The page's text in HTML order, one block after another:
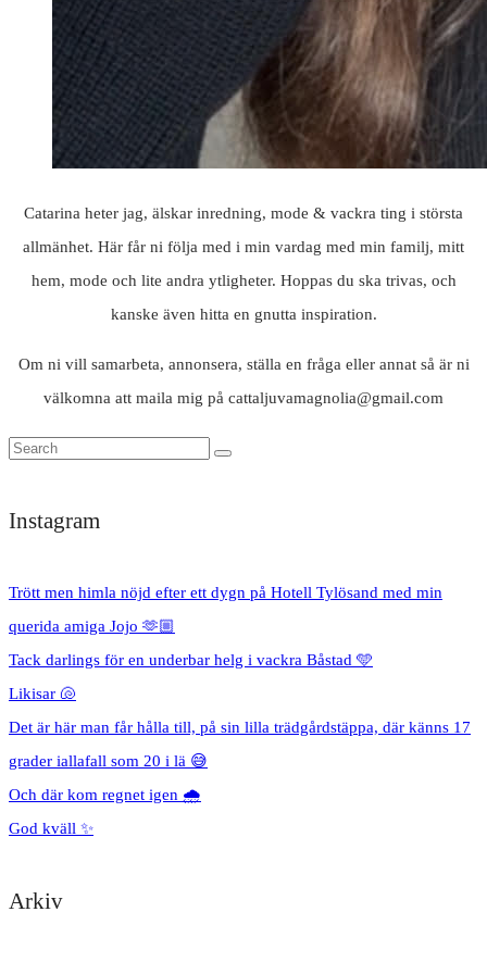
Catarina heter jag, älskar inredning, mode & vackra ting i största
allmänhet. Här får ni följa med i min vardag med min familj, mitt
hem, mode och lite andra ytligheter. Hoppas du ska trivas, och
kanske även hitta en gnutta inspiration.
Om ni vill samarbeta, annonsera, ställa en fråga eller annat så är ni
välkomna att maila mig på cattaljuvamagnolia@gmail.com
Instagram
Trött men himla nöjd efter ett dygn på Hotell Tylösand med min
querida amiga Jojo 🫶🏼
Tack darlings för en underbar helg i vackra Båstad 🩵
Likisar 🐚
Det är här man får hålla till, på sin lilla trädgårdstäppa, där känns 17
grader iallafall som 20 i lä 😅
Och där kom regnet igen 🌧️
God kväll ✨
Arkiv